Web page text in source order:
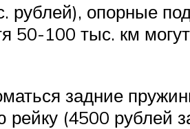
опорные
100 тыс. км
задние
(4500 рублей